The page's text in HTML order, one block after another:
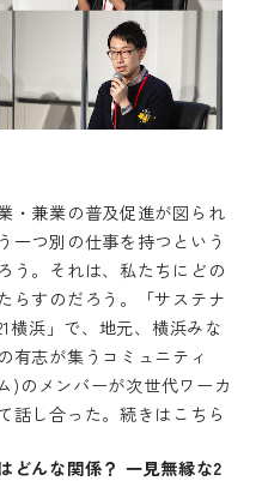
・兼業の普及促進が図られ
一つ別の仕事を持つという
う。それは、私たちにどの
らすのだろう。「サステナ
横浜」で、地元、横浜みな
有志が集うコミュニティ
)のメンバーが次世代ワーカ
し合った。 続きはこちら
どんな関係？ 一見無縁な2